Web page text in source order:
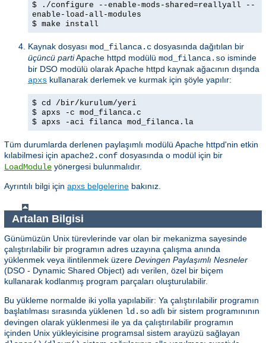
$ ./configure --enable-mods-shared=reallyall --
enable-load-all-modules
$ make install
Kaynak dosyası mod_filanca.c dosyasında dağıtılan bir
üçüncü partiApache httpd modülü mod_filanca.so isminde
bir DSO modülü olarak Apache httpd kaynak ağacının dışında
apxs kullanarak derlemek ve kurmak için şöyle yapılır:
$ cd /bir/kurulum/yeri
$ apxs -c mod_filanca.c
$ apxs -aci filanca mod_filanca.la
Tüm durumlarda derlenen paylaşımlı modülü Apache httpd'nin etkin
kılabilmesi için apache2.conf dosyasında o modül için bir
LoadModule yönergesi bulunmalıdır.
Ayrıntılı bilgi için apxs belgelerine bakınız.
Artalan Bilgisi
Günümüzün Unix türevlerinde var olan bir mekanizma sayesinde
çalıştırılabilir bir programın adres uzayına çalışma anında
yüklenmek veya ilintilenmek üzere Devingen Paylaşımlı Nesneler
(DSO - Dynamic Shared Object) adı verilen, özel bir biçem
kullanarak kodlanmış program parçaları oluşturulabilir.
Bu yükleme normalde iki yolla yapılabilir: Ya çalıştırılabilir programın
başlatılması sırasında yüklenen ld.so adlı bir sistem programınının
devingen olarak yüklenmesi ile ya da çalıştırılabilir programın
içinden Unix yükleyicisine programsal sistem arayüzü sağlayan